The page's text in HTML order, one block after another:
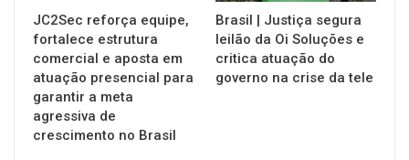
JC2Sec reforça equipe,
fortalece estrutura
comercial e aposta em
atuação presencial para
garantir a meta
agressiva de
crescimento no Brasil
Brasil | Justiça segura
leilão da Oi Soluções e
critica atuação do
governo na crise da tele